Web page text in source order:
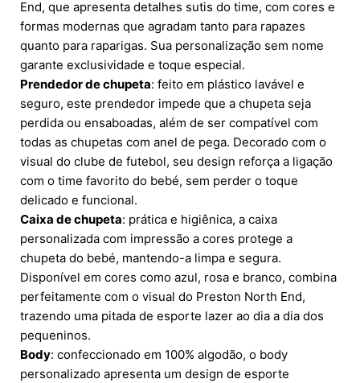
End, que apresenta detalhes sutis do time, com cores e
formas modernas que agradam tanto para rapazes
quanto para raparigas. Sua personalização sem nome
garante exclusividade e toque especial.
Prendedor de chupeta: feito em plástico lavável e
seguro, este prendedor impede que a chupeta seja
perdida ou ensaboadas, além de ser compatível com
todas as chupetas com anel de pega. Decorado com o
visual do clube de futebol, seu design reforça a ligação
com o time favorito do bebé, sem perder o toque
delicado e funcional.
Caixa de chupeta: prática e higiênica, a caixa
personalizada com impressão a cores protege a
chupeta do bebé, mantendo-a limpa e segura.
Disponível em cores como azul, rosa e branco, combina
perfeitamente com o visual do Preston North End,
trazendo uma pitada de esporte lazer ao dia a dia dos
pequeninos.
Body: confeccionado em 100% algodão, o body
personalizado apresenta um design de esporte